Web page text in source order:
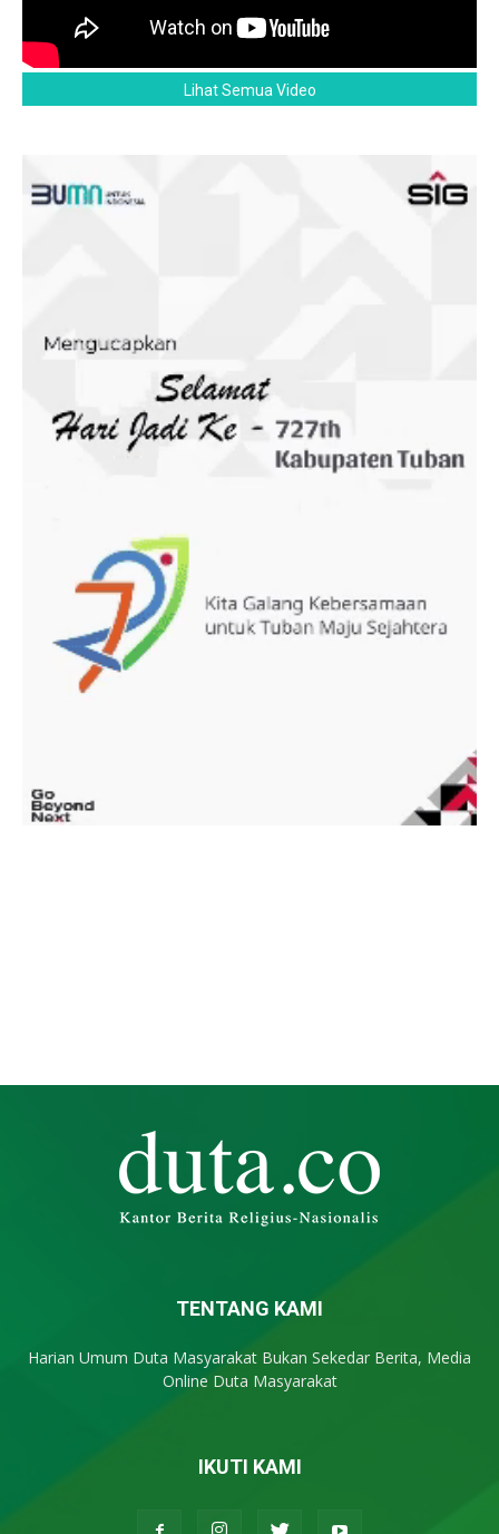
Lihat Semua Video
TENTANG KAMI
Harian Umum Duta Masyarakat Bukan Sekedar Berita, Media
Online Duta Masyarakat
IKUTI KAMI